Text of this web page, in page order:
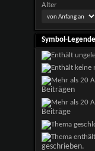
Alter
Symbol-Legende
Beiträgen
Beiträge
geschrieben.